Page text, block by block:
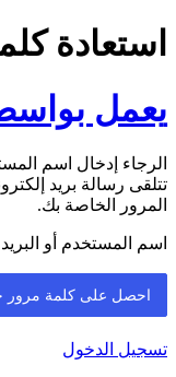
استعادة
يعمل
الرجاء إدخال اسم
تتلقى رسالة بريد
المرور الخاصة بك.
اسم المستخدم أو البريد
تسجيل الدخول